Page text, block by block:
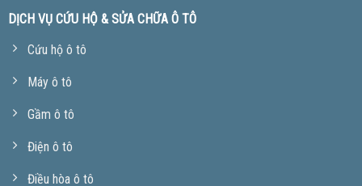
DỊCH VỤ CỨU HỘ & SỬA CHỮA Ô TÔ
Cứu hộ ô tô
Máy ô tô
Gầm ô tô
Điện ô tô
Điều hòa ô tô